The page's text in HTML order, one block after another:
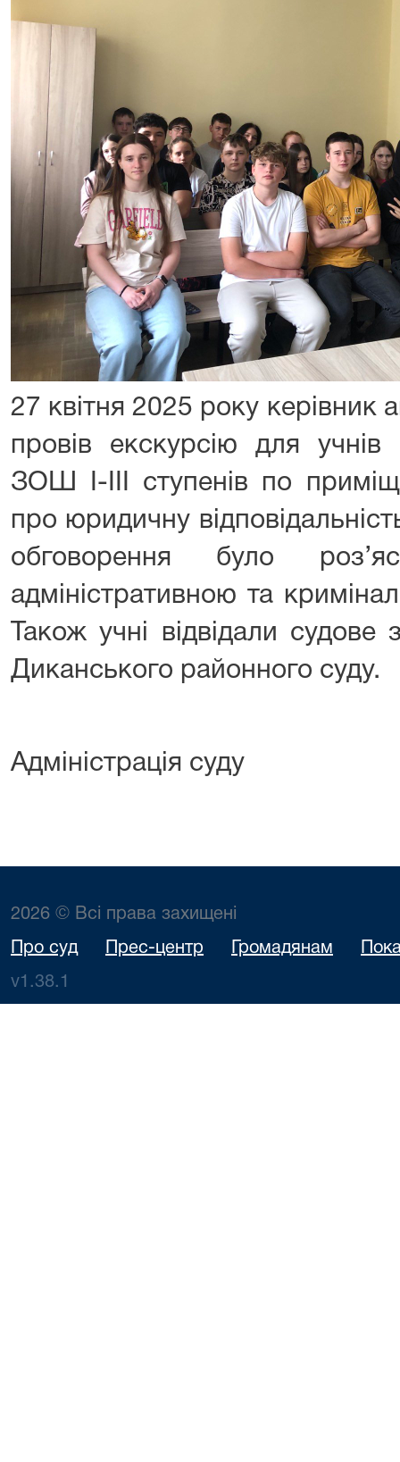
27 квітня 2025 року керівник
провів екскурсію для учнів
ЗОШ І-ІІІ ступенів по
про юридичну
обговорення було
адміністративною та
Також учні відвідали судове
Диканського районного суду.
Адміністрація суду
2026 © Всі права захищені
Про суд Прес-центр Громадянам
v1.38.1